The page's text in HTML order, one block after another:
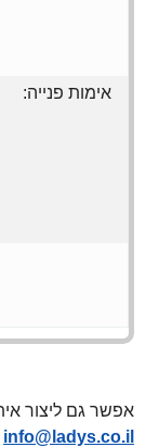
אימות פנייה:
אפשר גם ליצור
info@ladys.co.il